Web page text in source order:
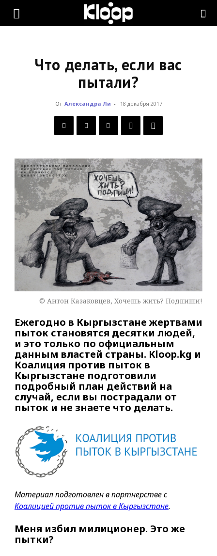
KLOOP.KG
Кыргызстана
Что делать, если вас
пытали?
От Александра Ли - 18 декабря 2017
© Антон Казаковцев, Хочешь жить? Подпиши!
Ежегодно в Кыргызстане жертвами
пыток становятся десятки людей,
и это только по официальным
данным властей страны. Kloop.kg и
Коалиция против пыток в
Кыргызстане подготовили
подробный план действий на
случай, если вы пострадали от
пыток и не знаете что делать.
Материал подготовлен в партнерстве с
Коалицией против пыток в Кыргызстане.
Меня избил милиционер. Это же
пытки?